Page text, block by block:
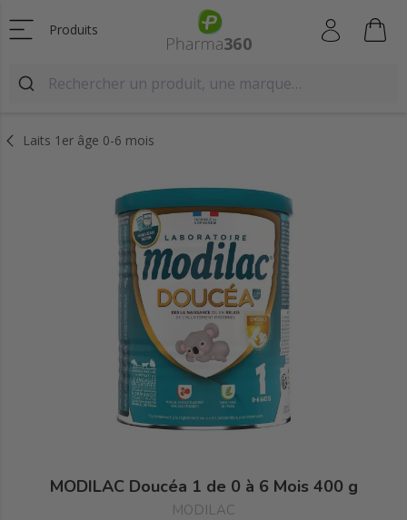
Produits
Laits 1er âge 0-6 mois
MODILAC Doucéa 1 de 0 à 6 Mois 400 g
MODILAC